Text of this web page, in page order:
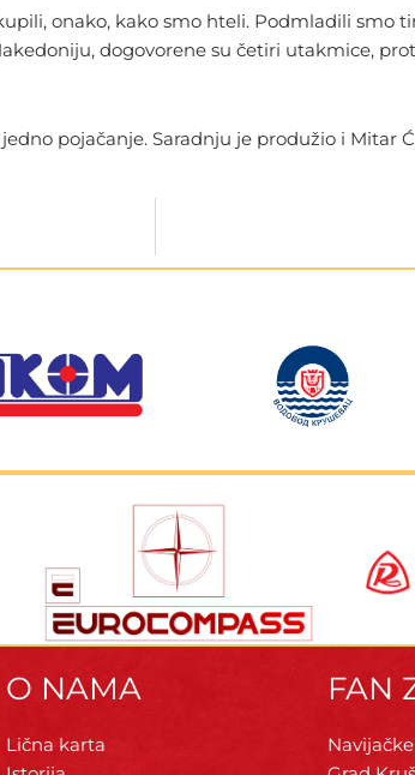
onako, kako smo hteli. Podmladili smo
dogovorene su četiri utakmice,
pojačanje. Saradnju je produžio i Mitar
O NAMA
Lična karta
FAN